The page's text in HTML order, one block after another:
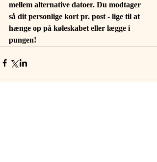
mellem alternative datoer. Du modtager
så dit personlige kort pr. post - lige til at
hænge op på køleskabet eller lægge i
pungen!